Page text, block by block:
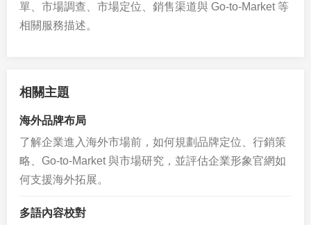
單、市場調查、市場定位、銷售渠道與 Go-to-Market 等
相關服務描述。
相關主題
海外品牌布局
了解企業進入海外市場前，如何規劃品牌定位、行銷策
略、Go-to-Market 與市場研究，並評估企業形象官網如
何支援海外拓展。
多語內容校對